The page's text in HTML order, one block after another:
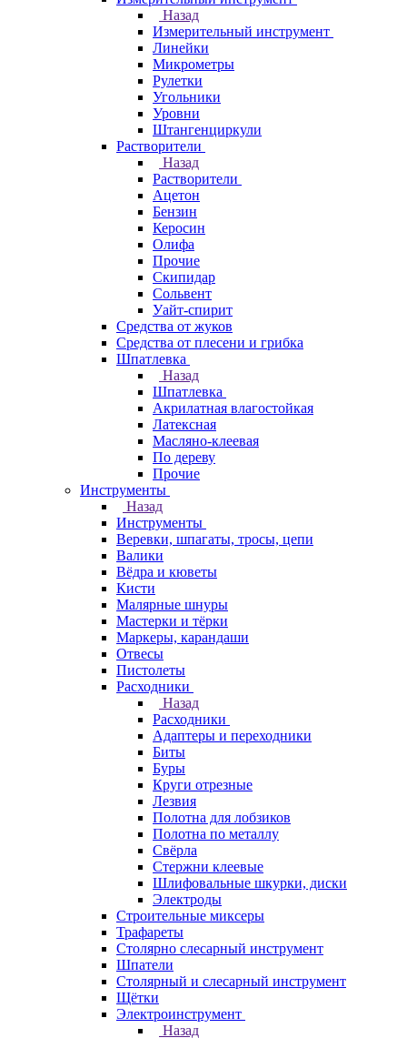
Назад
Измерительный инструмент
Линейки
Микрометры
Рулетки
Угольники
Уровни
Штангенциркули
Растворители
Назад
Растворители
Ацетон
Бензин
Керосин
Олифа
Прочие
Скипидар
Сольвент
Уайт-спирит
Средства от жуков
Средства от плесени и грибка
Шпатлевка
Назад
Шпатлевка
Акрилатная влагостойкая
Латексная
Масляно-клеевая
По дереву
Прочие
Инструменты
Назад
Инструменты
Веревки, шпагаты, тросы, цепи
Валики
Вёдра и кюветы
Кисти
Малярные шнуры
Мастерки и тёрки
Маркеры, карандаши
Отвесы
Пистолеты
Расходники
Назад
Расходники
Адаптеры и переходники
Биты
Буры
Круги отрезные
Лезвия
Полотна для лобзиков
Полотна по металлу
Свёрла
Стержни клеевые
Шлифовальные шкурки, диски
Электроды
Строительные миксеры
Трафареты
Столярно слесарный инструмент
Шпатели
Столярный и слесарный инструмент
Щётки
Электроинструмент
Назад